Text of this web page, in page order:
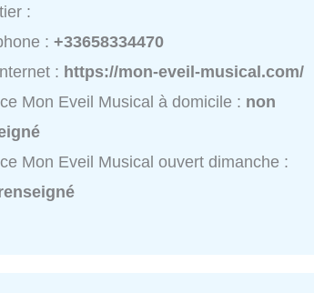
:
:+33658334470
: https://mon-eveil-musical.com/
Mon Eveil Musical à domicile : non
Mon Eveil Musical ouvert dimanche :